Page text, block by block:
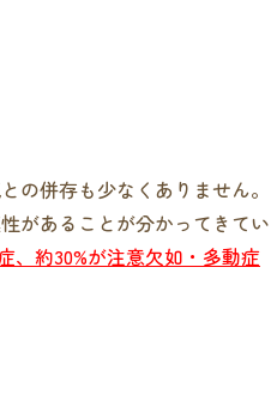
の併存も少なくありません。
があることが分かってきてい
、約30%が注意欠如・多動症